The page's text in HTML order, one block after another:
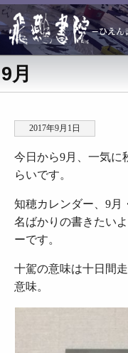
9月
2017年9月1日
今日から9月、一気に
らいです。
知穂カレンダー、9月
名ばかりの書きたい
ーです。
十駕の意味は十日間
意味。